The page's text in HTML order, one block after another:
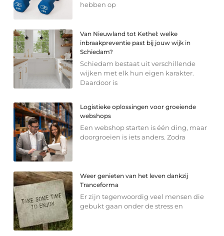
hebben op
Van Nieuwland tot Kethel: welke
inbraakpreventie past bij jouw wijk in
Schiedam?
Schiedam bestaat uit verschillende
wijken met elk hun eigen karakter.
Daardoor is
Logistieke oplossingen voor groeiende
webshops
Een webshop starten is één ding, maar
doorgroeien is iets anders. Zodra
Weer genieten van het leven dankzij
Tranceforma
Er zijn tegenwoordig veel mensen die
gebukt gaan onder de stress en